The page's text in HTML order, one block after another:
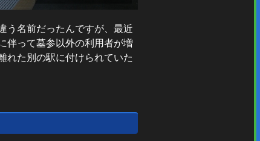
う名前だったんですが、最近
伴って墓参以外の利用者が増
れた別の駅に付けられていた